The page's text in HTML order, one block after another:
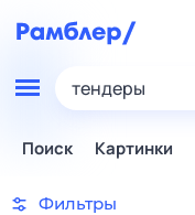
тендеры
Поиск Картинки
Фильтры